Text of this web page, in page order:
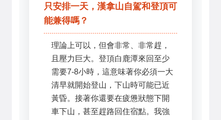
只安排一天，漢拿山自駕和登頂可
能兼得嗎？
理論上可以，但會非常、非常趕，
且壓力巨大。登頂白鹿潭來回至少
需要7-8小時，這意味著你必須一大
清早就開始登山，下山時可能已近
黃昏。接著你還要在疲憊狀態下開
車下山，甚至趕路回住宿點。我強